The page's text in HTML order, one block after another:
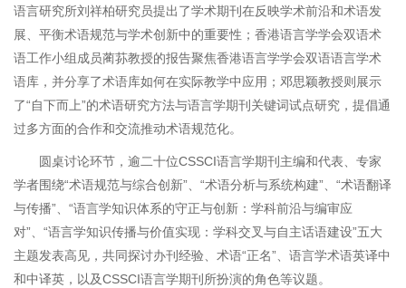
语言研究所刘祥柏研究员提出了学术期刊在反映学术前沿和术语发
展、平衡术语规范与学术创新中的重要性；香港语言学学会双语术
语工作小组成员蔺荪教授的报告聚焦香港语言学学会双语语言学术
语库，并分享了术语库如何在实际教学中应用；邓思颖教授则展示
了“自下而上”的术语研究方法与语言学期刊关键词试点研究，提倡通
过多方面的合作和交流推动术语规范化。
圆桌讨论环节，逾二十位CSSCI语言学期刊主编和代表、专家
学者围绕“术语规范与综合创新”、“术语分析与系统构建”、“术语翻译
与传播”、“语言学知识体系的守正与创新：学科前沿与编审应
对”、“语言学知识传播与价值实现：学科交叉与自主话语建设”五大
主题发表高见，共同探讨办刊经验、术语“正名”、语言学术语英译中
和中译英，以及CSSCI语言学期刊所扮演的角色等议题。